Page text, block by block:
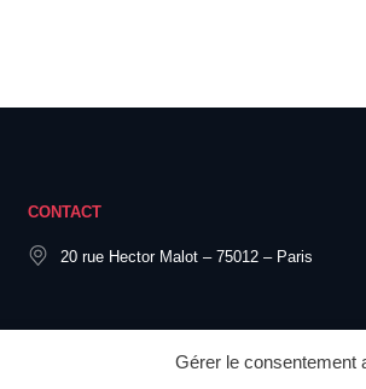
Gérer le consentement
CONTACT
20 rue Hector Malot – 75012 – Paris